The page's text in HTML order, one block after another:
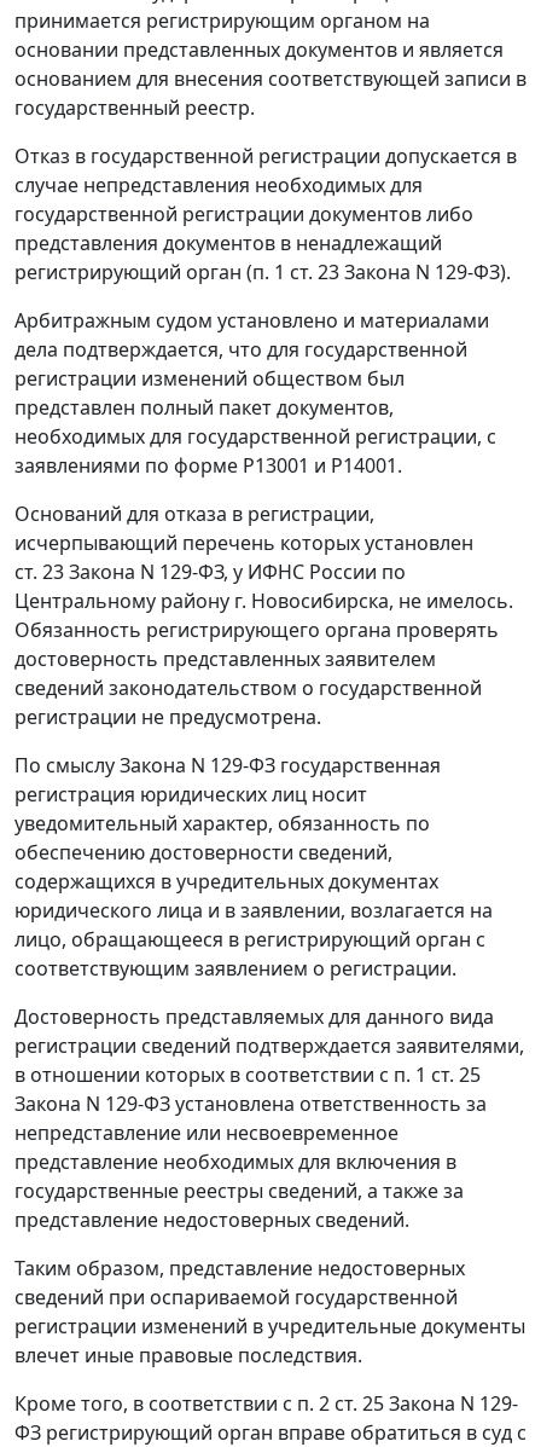
принимается регистрирующим органом на
основании представленных документов и является
основанием для внесения соответствующей записи в
государственный реестр.
Отказ в государственной регистрации допускается в
случае непредставления необходимых для
государственной регистрации документов либо
представления документов в ненадлежащий
регистрирующий орган (п. 1 ст. 23Закона N 129-ФЗ).
Арбитражным судом установлено и материалами
дела подтверждается, что для государственной
регистрации изменений обществом был
представлен полный пакет документов,
необходимых для государственной регистрации, с
заявлениями по форме Р13001 и Р14001.
Оснований для отказа в регистрации,
исчерпывающий перечень которых установлен
ст. 23Закона N 129-ФЗ, у ИФНС России по
Центральному району г. Новосибирска, не имелось.
Обязанность регистрирующего органа проверять
достоверность представленных заявителем
сведений законодательством о государственной
регистрации не предусмотрена.
По смыслуЗакона N 129-ФЗ государственная
регистрация юридических лиц носит
уведомительный характер, обязанность по
обеспечению достоверности сведений,
содержащихся в учредительных документах
юридического лица и в заявлении, возлагается на
лицо, обращающееся в регистрирующий орган с
соответствующим заявлением о регистрации.
Достоверность представляемых для данного вида
регистрации сведений подтверждается заявителями,
в отношении которых в соответствии с п. 1 ст. 25
Закона N 129-ФЗ установлена ответственность за
непредставление или несвоевременное
представление необходимых для включения в
государственные реестры сведений, а также за
представление недостоверных сведений.
Таким образом, представление недостоверных
сведений при оспариваемой государственной
регистрации изменений в учредительные документы
влечет иные правовые последствия.
Кроме того, в соответствии с п. 2 ст. 25Закона N 129-
ФЗ регистрирующий орган вправе обратиться в суд с